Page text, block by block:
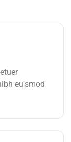
euismod